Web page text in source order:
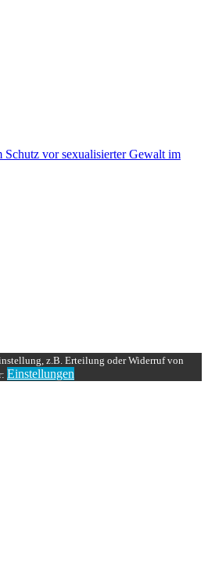
Schutz vor sexualisierter Gewalt im
z.B. Erteilung oder Widerruf von
Einstellungen